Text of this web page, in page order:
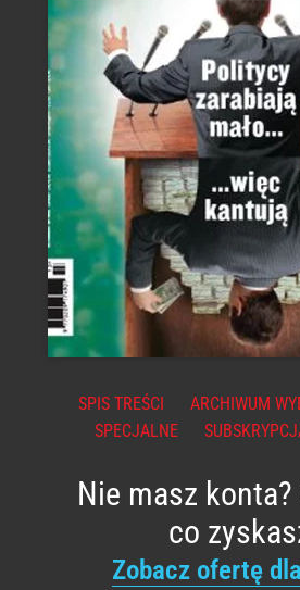
SPIS TREŚCI ARCHIWUM
SPECJALNE
Nie masz konta?
co
Zobacz ofertę